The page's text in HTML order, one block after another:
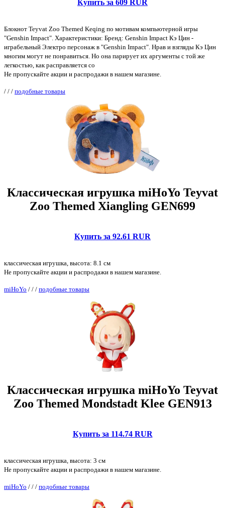
Купить за 609 RUR
Блокнот Teyvat Zoo Themed Keqing по мотивам компьютерной игры
"Genshin Impact". Характеристики: Бренд: Genshin Impact Кэ Цин -
играбельный Электро персонаж в "Genshin Impact". Нрав и взгляды Кэ Цин
многим могут не понравиться. Но она парирует их аргументы с той же
легкостью, как расправляется со
Не пропускайте акции и распродажи в нашем магазине.
/ / / подобные товары
Классическая игрушка miHoYo Teyvat
Zoo Themed Xiangling GEN699
Купить за 92.61 RUR
классическая игрушка, высота: 8.1 см
Не пропускайте акции и распродажи в нашем магазине.
miHoYo / / / подобные товары
Классическая игрушка miHoYo Teyvat
Zoo Themed Mondstadt Klee GEN913
Купить за 114.74 RUR
классическая игрушка, высота: 3 см
Не пропускайте акции и распродажи в нашем магазине.
miHoYo / / / подобные товары